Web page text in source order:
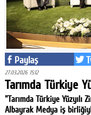
Paylaş
27.03.2026 15:12
Tarımda Türkiye
"Tarımda Türkiye Yüzyılı
Albayrak Medya iş